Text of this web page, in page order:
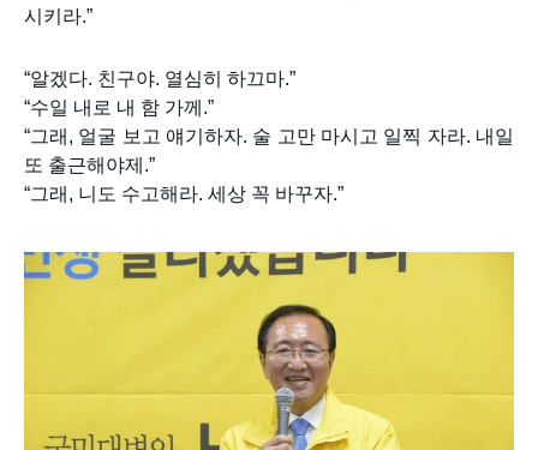
시키라.”
“알겠다. 친구야. 열심히 하끄마.”
“수일 내로 내 함 가께.”
“그래, 얼굴 보고 얘기하자. 술 고만 마시고 일찍 자라. 내일
또 출근해야제.”
“그래, 니도 수고해라. 세상 꼭 바꾸자.”